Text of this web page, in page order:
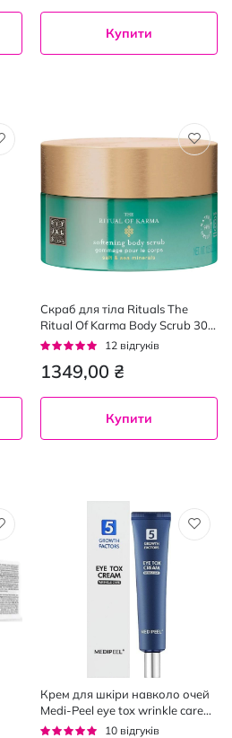
Купити
Скраб для тіла Rituals The
Ritual Of Karma Body Scrub 300
г
Рейтинг:
12 відгуків
1349,00 ₴
Купити
Крем для шкіри навколо очей
Medi-Peel eye tox wrinkle care
проти зморшок 40 мл
Рейтинг:
10 відгуків